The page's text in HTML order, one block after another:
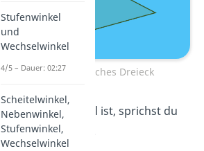
Asymmetrisches Dreieck
Wenn das der Fall ist, sprichst du
vonAsymmetrie
Stufenwinkel
und
Wechselwinkel
4/5 – Dauer: 02:27
Scheitelwinkel,
Nebenwinkel,
Stufenwinkel,
Wechselwinkel